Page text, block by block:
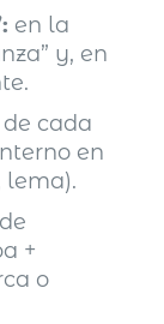
en la
y, en
cada
en
lema).
+
o